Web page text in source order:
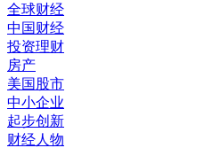
全球财经
中国财经
投资理财
房产
美国股市
中小企业
起步创新
财经人物